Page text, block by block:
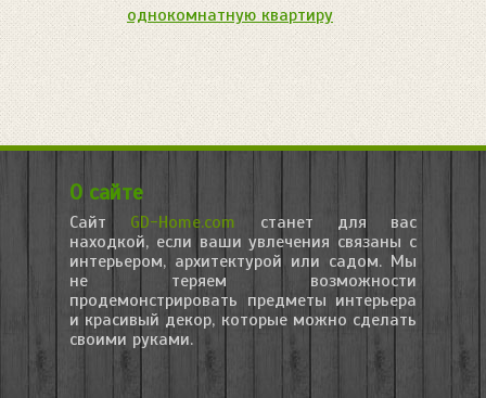
однокомнатную квартиру
О сайте
Сайт GD-Home.com станет для вас
находкой, если ваши увлечения связаны с
интерьером, архитектурой или садом. Мы
не теряем возможности
продемонстрировать предметы интерьера
и красивый декор, которые можно сделать
своими руками.